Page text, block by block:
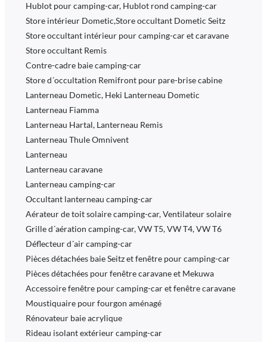
Hublot pour camping-car, Hublot rond camping-car
Store intérieur Dometic,Store occultant Dometic Seitz
Store occultant intérieur pour camping-car et caravane
Store occultant Remis
Contre-cadre baie camping-car
Store d´occultation Remifront pour pare-brise cabine
Lanterneau Dometic, Heki Lanterneau Dometic
Lanterneau Fiamma
Lanterneau Hartal, Lanterneau Remis
Lanterneau Thule Omnivent
Lanterneau
Lanterneau caravane
Lanterneau camping-car
Occultant lanterneau camping-car
Aérateur de toit solaire camping-car, Ventilateur solaire
Grille d´aération camping-car, VW T5, VW T4, VW T6
Déflecteur d´air camping-car
Pièces détachées baie Seitz et fenêtre pour camping-car
Pièces détachées pour fenêtre caravane et Mekuwa
Accessoire fenêtre pour camping-car et fenêtre caravane
Moustiquaire pour fourgon aménagé
Rénovateur baie acrylique
Rideau isolant extérieur camping-car